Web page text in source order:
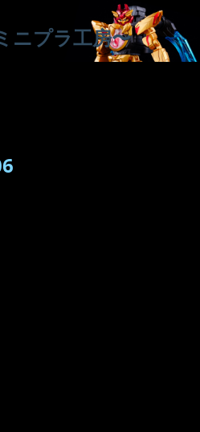
ニプラ工房〜